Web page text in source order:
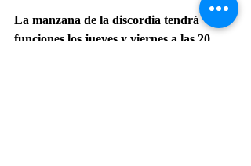
La manzana de la discordia tendrá
funciones los jueves y viernes a las 20